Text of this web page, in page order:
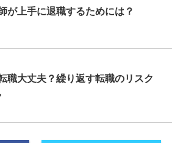
が上手に退職するためには？
職大丈夫？繰り返す転職のリスク